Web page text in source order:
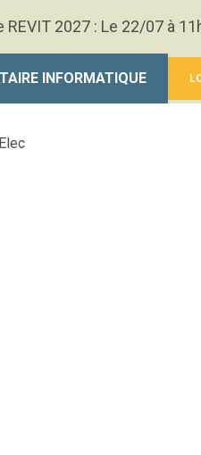
REVIT 2027 : Le 22/07 à
INFORMATIQUE